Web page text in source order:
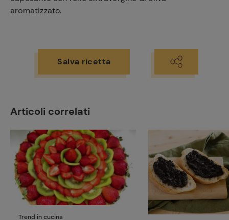
aromatizzato.
Salva ricetta
Articoli correlati
Trend in cucina
Ricette
preferite